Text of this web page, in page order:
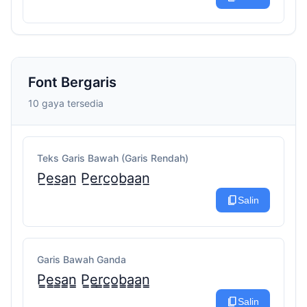
Font Bergaris
10 gaya tersedia
Teks Garis Bawah (Garis Rendah)
P̲e̲s̲a̲n̲ P̲e̲r̲c̲o̲b̲a̲a̲n̲
content_copySalin
Garis Bawah Ganda
P̳e̳s̳a̳n̳ P̳e̳r̳c̳o̳b̳a̳a̳n̳
content_copySalin